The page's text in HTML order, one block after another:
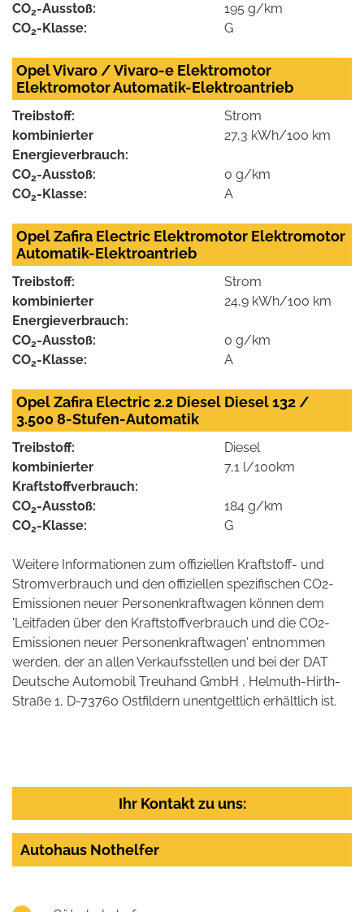
CO2-Ausstoß:
195 g/km
CO2-Klasse: G
Opel Vivaro / Vivaro-e Elektromotor
Elektromotor Automatik-Elektroantrieb
Treibstoff:
Strom
kombinierter
Energieverbrauch:
27,3 kWh/100 km
CO2-Ausstoß:
0 g/km
CO2-Klasse: A
Opel Zafira Electric Elektromotor Elektromotor
Automatik-Elektroantrieb
Treibstoff:
Strom
kombinierter
Energieverbrauch:
24,9 kWh/100 km
CO2-Ausstoß:
0 g/km
CO2-Klasse: A
Opel Zafira Electric 2.2 Diesel Diesel 132 /
3.500 8-Stufen-Automatik
Treibstoff:
Diesel
kombinierter
Kraftstoffverbrauch:
7,1 l/100km
CO2-Ausstoß:
184 g/km
CO2-Klasse: G
Weitere Informationen zum offiziellen Kraftstoff- und
Stromverbrauch und den offiziellen spezifischen CO2-
Emissionen neuer Personenkraftwagen können dem
'Leitfaden über den Kraftstoffverbrauch und die CO2-
Emissionen neuer Personenkraftwagen' entnommen
werden, der an allen Verkaufsstellen und bei der DAT
Deutsche Automobil Treuhand GmbH , Helmuth-Hirth-
Straße 1, D-73760 Ostfildern unentgeltlich erhältlich ist.
Ihr Kontakt zu uns:
Autohaus Nothelfer